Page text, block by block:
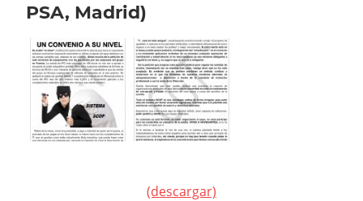
PSA, Madrid)
(descargar)